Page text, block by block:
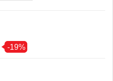
-19%